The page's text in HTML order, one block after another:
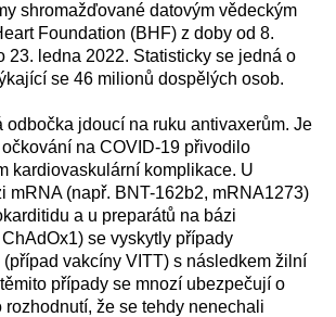
shromažďované datovým vědeckým
Foundation (BHF) z doby od 8.
23. ledna 2022. Statisticky se jedná o
se 46 milionů dospělých osob.
odbočka jdoucí na ruku antivaxerům. Je
na COVID-19 přivodilo
kardiovaskulární komplikace. U
mRNA (např. BNT-162b2, mRNA1273)
a u preparátů na bázi
se vyskytly případy
vakcíny VITT) s následkem žilní
ěmito případy se mnozí ubezpečují o
rozhodnutí, že se tehdy nenecha li